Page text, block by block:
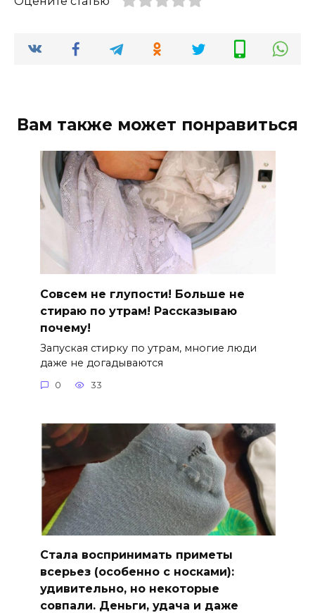
Вам также может понравиться
Совсем не глупости! Больше не
стираю по утрам! Рассказываю
почему!
Запуская стирку по утрам, многие люди
даже не догадываются
0 33
Стала воспринимать приметы
всерьез (особенно с носками):
удивительно, но некоторые
совпали. Деньги, удача и даже